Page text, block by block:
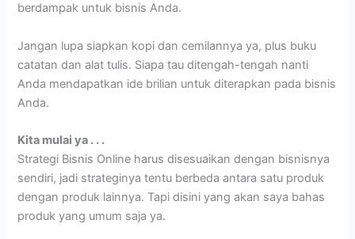
berdampak untuk bisnis Anda.
Jangan lupa siapkan kopi dan cemilannya ya, plus buku
catatan dan alat tulis. Siapa tau ditengah-tengah nanti
Anda mendapatkan ide brilian untuk diterapkan pada bisnis
Anda.
Kita mulai ya . . .
Strategi Bisnis Online harus disesuaikan dengan bisnisnya
sendiri, jadi strateginya tentu berbeda antara satu produk
dengan produk lainnya. Tapi disini yang akan saya bahas
produk yang umum saja ya.